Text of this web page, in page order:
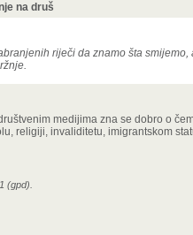
na druš
riječi da znamo šta
medijima zna se dobro o
religiji, invaliditetu, imigrantskom
(gpd).